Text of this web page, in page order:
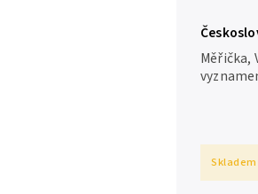
1948
Měřička,
Skladem